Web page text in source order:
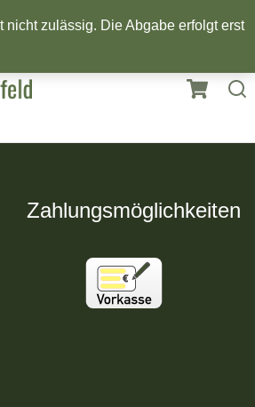
Zahlungsmöglichkeiten
zulässig. Die Abgabe erfolgt erst